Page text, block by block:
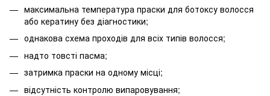
максимальна температура праски для ботоксу волосся
або кератину без діагностики;
однакова схема проходів для всіх типів волосся;
надто товсті пасма;
затримка праски на одному місці;
відсутність контролю випаровування;